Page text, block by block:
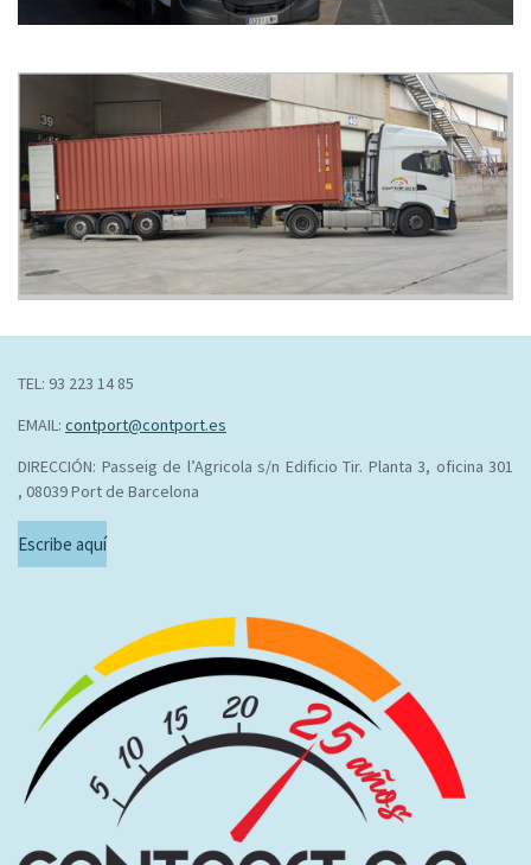
TEL: 93 223 14 85
EMAIL: contport@contport.es
DIRECCIÓN: Passeig de l’Agricola s/n Edificio Tir. Planta 3, oficina 301
, 08039 Port de Barcelona
Escribe aquí